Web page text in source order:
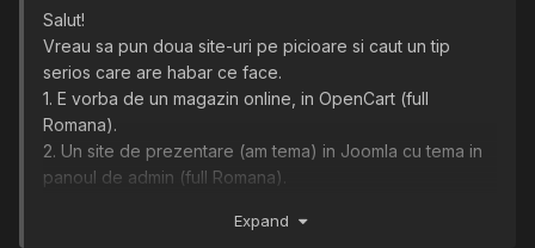
Salut!
Vreau sa pun doua site-uri pe picioare si caut un tip
serios care are habar ce face.
1. E vorba de un magazin online, in OpenCart (full
Romana).
2. Un site de prezentare (am tema) in Joomla cu tema in
panoul de admin (full Romana).
Samsung nou nouta (la cutie).
Expand